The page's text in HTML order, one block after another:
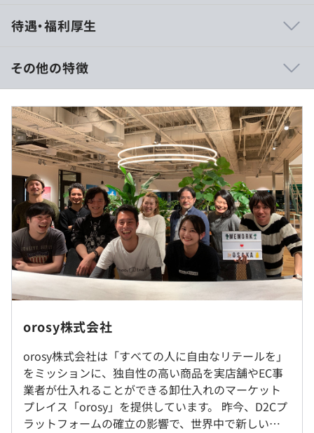
orosyでは、スクラムを採用しています。
成します。
次にPdMが作成したエピックを元に、エンジニアとPdM
との間で仕様を議論し、詳細な仕様を検討します。
議論した結果を元に、スパイク(技術検証)や実装方法を比
較・検討したデザインドキュメントの作成をおこないま
す。
フロントエンドのデザインが必要な場合は、同時にデザイ
ナーやPdMと議論をしながら、デザインを作成していき
ます。
検討した仕様は、開発チームでのデザインドキュメントの
レビューを経て決定され、実際の開発に移っていく流れと
なっています。
■開発フロー
常にmainブランチが開発環境へデプロイされている状態
で、その開発環境に対してQAを行い、本番環境へリリー
スをおこなっています。
最近では、2日に1回は本番環境へのリリースをおこなって
います。
リモートワーク可（東京：市ヶ谷、大阪：中津 にもオフ
ィス有）
待遇・福利厚生
・年俸制（分割回数12回）
年俸 6,000,000円～9,000,000円
【給与例】年俸600万の場合
基本給377,700円以上※固定残業代（122,300円、30時間
相当分）含む。30時間超過分は別途支給。
（※想定年収 は年収提示額を保証するものではありません）
フレックスタイム制（コアタイム：有 11:00～17:00）
の自主性に任せています
平均残業時間：基本残業はありません
その他の特徴
orosy株式会社
orosy株式会社は「すべての人に自由なリテールを」
をミッションに、独自性の高い商品を実店舗やEC事
業者が仕入れることができる卸仕入れのマーケット
プレイス「orosy」を提供しています。 昨今、D2Cプ
ラットフォームの確立の影響で、世界中で新しいブ